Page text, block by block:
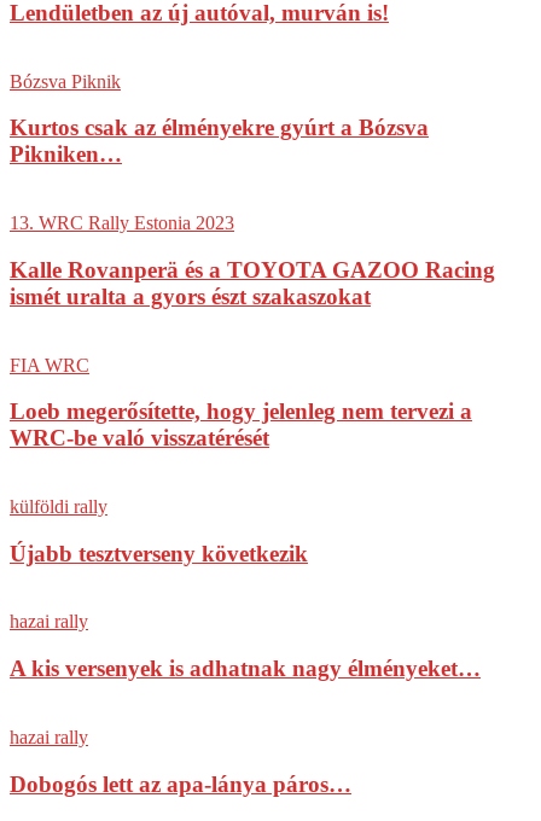
Lendületben az új autóval, murván is!
Bózsva Piknik
Kurtos csak az élményekre gyúrt a Bózsva
Pikniken…
13. WRC Rally Estonia 2023
Kalle Rovanperä és a TOYOTA GAZOO Racing
ismét uralta a gyors észt szakaszokat
FIA WRC
Loeb megerősítette, hogy jelenleg nem tervezi a
WRC-be való visszatérését
külföldi rally
Újabb tesztverseny következik
hazai rally
A kis versenyek is adhatnak nagy élményeket…
hazai rally
Dobogós lett az apa-lánya páros…